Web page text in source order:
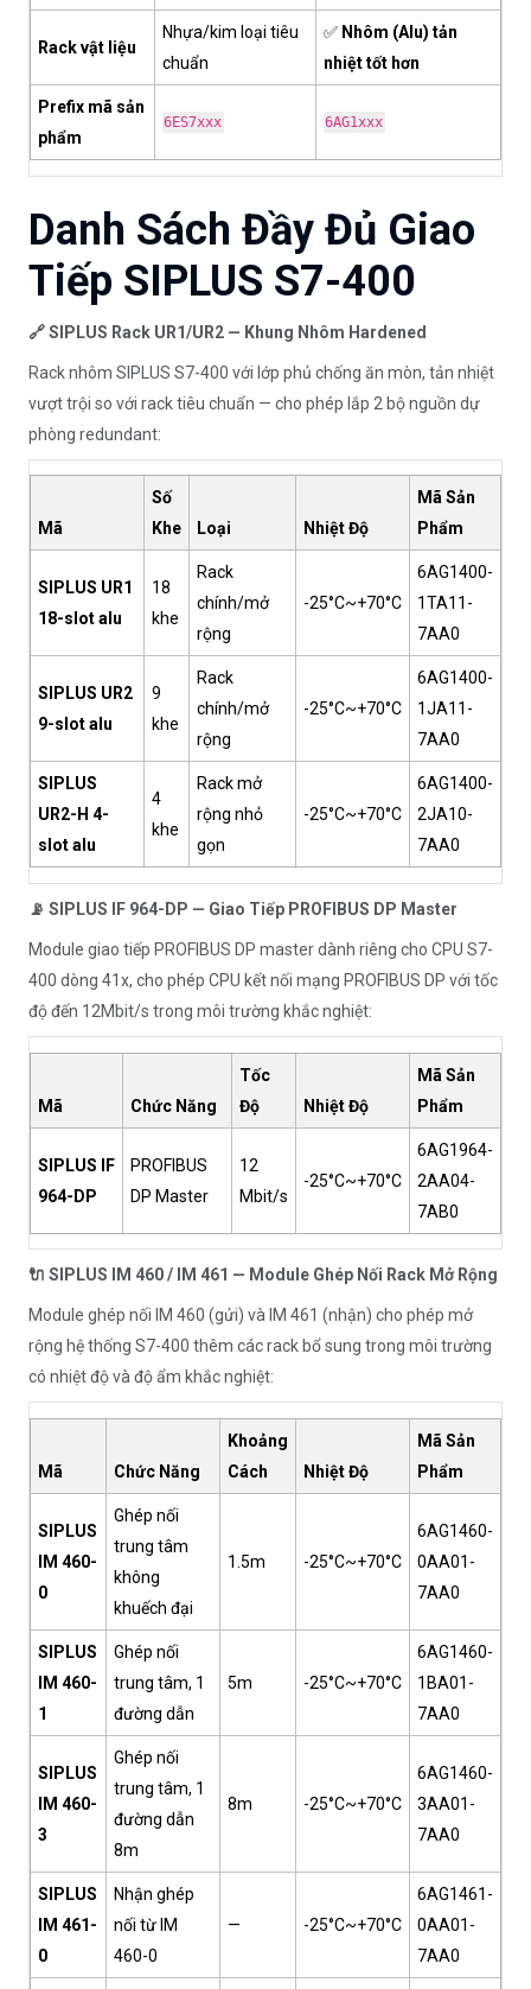
Rack vật liệu
Nhựa/kim loại tiêu
chuẩn
✅ Nhôm (Alu) tản
nhiệt tốt hơn
Prefix mã sản
phẩm
6ES7xxx 6AG1xxx
Danh Sách Đầy Đủ Giao
Tiếp SIPLUS S7-400
🔗 SIPLUS Rack UR1/UR2 — Khung Nhôm Hardened
Rack nhôm SIPLUS S7-400 với lớp phủ chống ăn mòn, tản nhiệt
vượt trội so với rack tiêu chuẩn — cho phép lắp 2 bộ nguồn dự
phòng redundant:
Mã
Số
Khe
Loại Nhiệt Độ
Mã Sản
Phẩm
SIPLUS UR1
18-slot alu
18
khe
Rack
chính/mở
rộng
-25°C~+70°C
6AG1400-
1TA11-
7AA0
SIPLUS UR2
9-slot alu
9
khe
Rack
chính/mở
rộng
-25°C~+70°C
6AG1400-
1JA11-
7AA0
SIPLUS
UR2-H 4-
slot alu
4
khe
Rack mở
rộng nhỏ
gọn
-25°C~+70°C
6AG1400-
2JA10-
7AA0
📡 SIPLUS IF 964-DP — Giao Tiếp PROFIBUS DP Master
Module giao tiếp PROFIBUS DP master dành riêng cho CPU S7-
400 dòng 41x, cho phép CPU kết nối mạng PROFIBUS DP với tốc
độ đến 12Mbit/s trong môi trường khắc nghiệt:
Mã Chức Năng
Tốc
Độ
Nhiệt Độ
Mã Sản
Phẩm
SIPLUS IF
964-DP
PROFIBUS
DP Master
12
Mbit/s
-25°C~+70°C
6AG1964-
2AA04-
7AB0
🔌 SIPLUS IM 460 / IM 461 — Module Ghép Nối Rack Mở Rộng
Module ghép nối IM 460 (gửi) và IM 461 (nhận) cho phép mở
rộng hệ thống S7-400 thêm các rack bổ sung trong môi trường
có nhiệt độ và độ ẩm khắc nghiệt:
Mã Chức Năng
Khoảng
Cách
Nhiệt Độ
Mã Sản
Phẩm
SIPLUS
IM 460-
0
Ghép nối
trung tâm
không
khuếch đại
1.5m -25°C~+70°C
6AG1460-
0AA01-
7AA0
SIPLUS
IM 460-
1
Ghép nối
trung tâm, 1
đường dẫn
5m -25°C~+70°C
6AG1460-
1BA01-
7AA0
SIPLUS
IM 460-
3
Ghép nối
trung tâm, 1
đường dẫn
8m
8m -25°C~+70°C
6AG1460-
3AA01-
7AA0
SIPLUS
IM 461-
0
Nhận ghép
nối từ IM
460-0
— -25°C~+70°C
6AG1461-
0AA01-
7AA0